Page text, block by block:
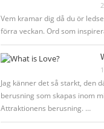
Vem kramar dig då du ör
förra veckan. Ord som
Jag känner det så starkt, den
berusning som skapas inom
Attraktionens berusning. …